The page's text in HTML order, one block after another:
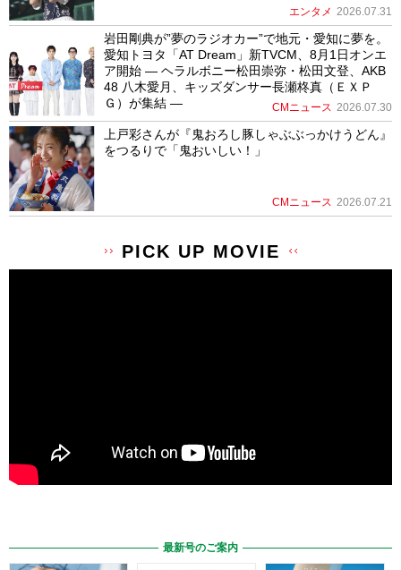
エンタメ 2026.07.31
岩田剛典が”夢のラジオカー”で地元・愛知に夢を。
愛知トヨタ「AT Dream」新TVCM、8月1日オンエ
ア開始 ― ヘラルボニー松田崇弥・松田文登、AKB
48 八木愛月、キッズダンサー長瀬柊真（ＥＸＰ
Ｇ）が集結 ―
CMニュース 2026.07.30
上戸彩さんが『鬼おろし豚しゃぶぶっかけうどん』
をつるりで「鬼おいしい！」
CMニュース 2026.07.21
PICK UP MOVIE
最新号のご案内